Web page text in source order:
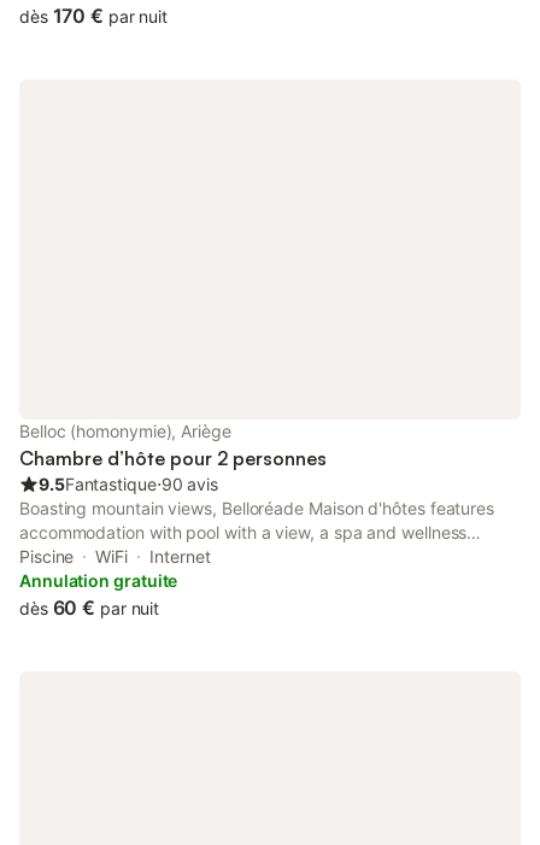
dès 170 € par nuit
Belloc (homonymie), Ariège
Chambre d’hôte pour 2 personnes
9.5Fantastique⋅90 avis
Boasting mountain views, Belloréade Maison d'hôtes features
accommodation with pool with a view, a spa and wellness
centre and a garden, around 21 km from Fountain Fontestorbes.
Piscine WiFi
Internet
Annulation gratuite
dès 60 € par nuit